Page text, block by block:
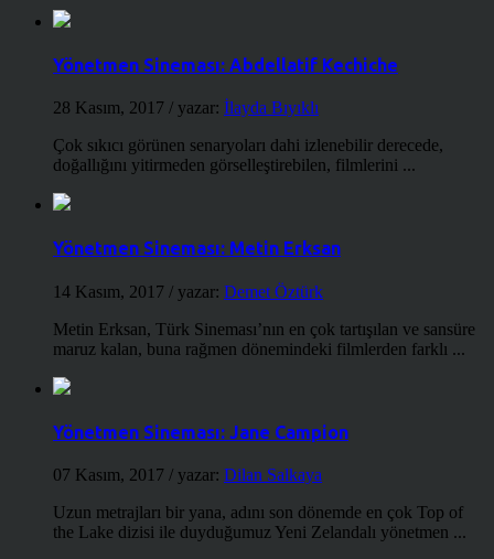
Yönetmen Sineması: Abdellatif Kechiche
28 Kasım, 2017 / yazar: İlayda Bıyıklı
Çok sıkıcı görünen senaryoları dahi izlenebilir derecede,
doğallığını yitirmeden görselleştirebilen, filmlerini ...
Yönetmen Sineması: Metin Erksan
14 Kasım, 2017 / yazar: Demet Öztürk
Metin Erksan, Türk Sineması’nın en çok tartışılan ve sansüre
maruz kalan, buna rağmen dönemindeki filmlerden farklı ...
Yönetmen Sineması: Jane Campion
07 Kasım, 2017 / yazar: Dilan Salkaya
Uzun metrajları bir yana, adını son dönemde en çok Top of
the Lake dizisi ile duyduğumuz Yeni Zelandalı yönetmen ...